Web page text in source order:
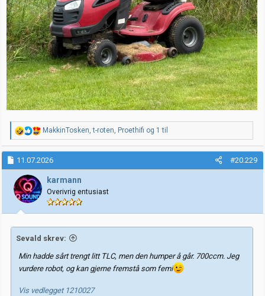
R
e
a
k
s
r
MakkinTosken,t-roten, Proethifi og 1 til
11.07.2026 #20.229
karmann
Overivrig entusiast
Sevald skrev:
Min hadde sårt trengt litt TLC, men den humper å går. 700ccm. Jeg
vurdere robot, og kan gjerne fremstå som femi
Vis vedlegget 1210027